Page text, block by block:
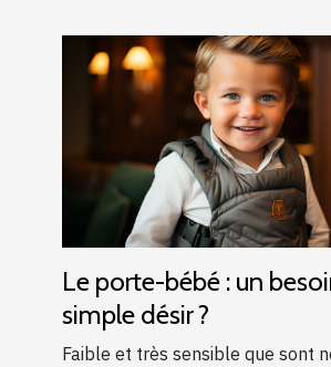
Le porte-bébé : un
simple désir ?
Faible et très sensible que sont